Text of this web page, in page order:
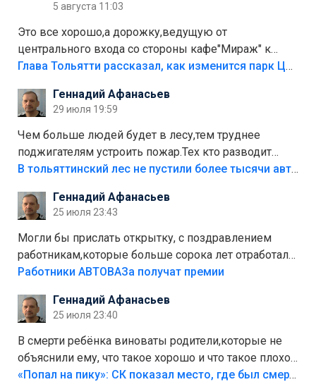
5 августа 11:03
Это все хорошо,а дорожку,ведущую от
центрального входа со стороны кафе"Мираж" к
аттракционам слабо доделать?А то бордюры
лежала в парке и испортилась.Да еще,видимо,часть
украли.
Глава Тольятти рассказал, как изменится парк Центрального района
Геннадий Афанасьев
29 июля 19:59
Чем больше людей будет в лесу,тем труднее
поджигателям устроить пожар.Тех кто разводит
костры,тех надо безбожно штрафовать.Камер полно
Штрафы мизерные.
В тольяттинский лес не пустили более тысячи автомобилей
Геннадий Афанасьев
25 июля 23:43
Могли бы прислать открытку, с поздравлением
работникам,которые больше сорока лет отработали
на предприятии.
Работники АВТОВАЗа получат премии
Геннадий Афанасьев
25 июля 23:40
В смерти ребёнка виноваты родители,которые не
объяснили ему, что такое хорошо и что такое плохо!
Лезть через такой забор,верх безумия,есть же
«Попал на пику»: СК показал место, где был смертельно травмирован ребенок в Тольятти